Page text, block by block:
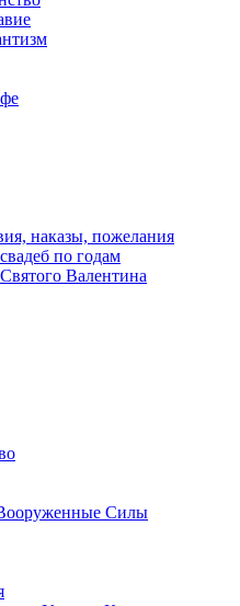
наказы, пожелания
по годам
Валентина
Силы